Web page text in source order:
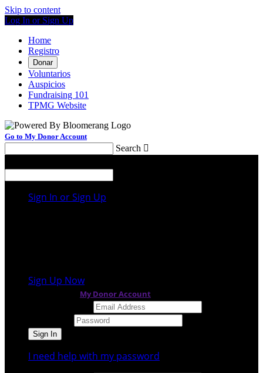
Skip to content
Log In or Sign Up
Home
Registro
Donar
Voluntarios
Auspicios
Fundraising 101
TPMG Website
Go to My Donor Account
Search 
Sign In or Sign Up
Sign Up Now
My Donor Account
I need help with my password